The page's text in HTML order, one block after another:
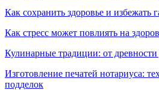
Как сохранить здоровье и избежать
Как стресс может повлиять на
Кулинарные традиции: от
Изготовление печатей нотариуса:
подделок